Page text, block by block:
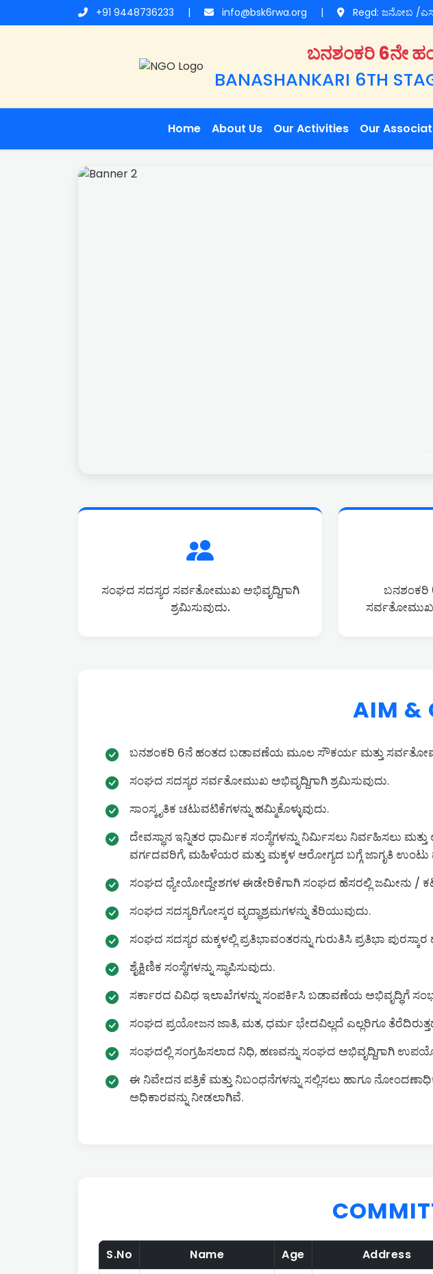
+91 9448736233 | info@bsk6rwa.org | Regd: ಜನೋಬ /
ಬನಶಂಕರಿ 6ನೇ
BANASHANKARI 6TH
Home About Us Our Activities Our
ಸಂಘದ ಸದಸ್ಯರ ಸರ್ವತೋಮುಖ ಅಭಿವೃದ್ದಿಗಾಗಿ
ಶ್ರಮಿಸುವುದು.
ಸರ್ವತೋಮುಖ
AIM &
ಬನಶಂಕರಿ 6ನೆ ಹಂತದ ಬಡಾವಣೆಯ ಮೂಲ ಸೌಕರ್ಯ ಮತ್ತು
ಸಂಘದ ಸದಸ್ಯರ ಸರ್ವತೋಮುಖ ಅಭಿವೃದ್ದಿಗಾಗಿ ಶ್ರಮಿಸುವುದು.
ಸಾಂಸ್ಕೃತಿಕ ಚಟುವಟಿಕೆಗಳನ್ನು ಹಮ್ಮಿಕೊಳ್ಳುವುದು.
ದೇವಸ್ಥಾನ ಇನ್ನಿತರ ಧಾರ್ಮಿಕ ಸಂಸ್ಥೆಗಳನ್ನು ನಿರ್ಮಿಸಲು ನಿರ್ವಹಿಸಲು
ವರ್ಗದವರಿಗೆ, ಮಹಿಳೆಯರ ಮತ್ತು ಮಕ್ಕಳ ಆರೋಗ್ಯದ ಬಗ್ಗೆ ಜಾಗೃತಿ ಉಂಟು
ಸಂಘದ ಧ್ಯೇಯೋದ್ದೇಶಗಳ ಈಡೇರಿಕೆಗಾಗಿ ಸಂಘದ ಹೆಸರಲ್ಲಿ ಜಮೀನು /
ಸಂಘದ ಸದಸ್ಯರಿಗೋಸ್ಕರ ವೃದ್ಧಾಶ್ರಮಗಳನ್ನು ತೆರಿಯುವುದು.
ಸಂಘದ ಸದಸ್ಯರ ಮಕ್ಕಳಲ್ಲಿ ಪ್ರತಿಭಾವಂತರನ್ನು ಗುರುತಿಸಿ ಪ್ರತಿಭಾ ಪುರಸ್ಕಾರ
ಶೈಕ್ಷಿಣಿಕ ಸಂಸ್ಥೆಗಳನ್ನು ಸ್ಥಾಪಿಸುವುದು.
ಸರ್ಕಾರದ ವಿವಿಧ ಇಲಾಖೆಗಳನ್ನು ಸಂಪರ್ಕಿಸಿ ಬಡಾವಣೆಯ ಅಭಿವೃದ್ಧಿಗೆ
ಸಂಘದ ಪ್ರಯೋಜನ ಜಾತಿ, ಮತ, ಧರ್ಮ ಭೇದವಿಲ್ಲದೆ ಎಲ್ಲರಿಗೂ
ಸಂಘದಲ್ಲಿ ಸಂಗ್ರಹಿಸಲಾದ ನಿಧಿ, ಹಣವನ್ನು ಸಂಘದ ಅಭಿವೃದ್ದಿಗಾಗಿ
ಈ ನಿವೇದನ ಪತ್ರಿಕೆ ಮತ್ತು ನಿಬಂಧನೆಗಳನ್ನು ಸಲ್ಲಿಸಲು ಹಾಗೂ
ಅಧಿಕಾರವನ್ನು ನೀಡಲಾಗಿವೆ.
S.No Name Age Address